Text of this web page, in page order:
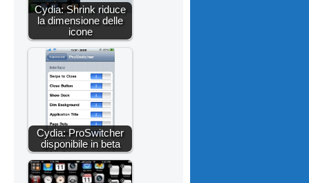
Cydia: Shrink riduce
la dimensione delle
icone
Cydia: ProSwitcher
disponibile in beta